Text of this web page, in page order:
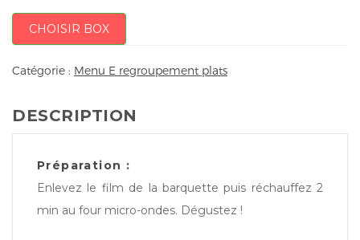
CHOISIR BOX
Catégorie : Menu E regroupement plats
DESCRIPTION
Préparation :
Enlevez le film de la barquette puis réchauffez 2
min au four micro-ondes. Dégustez !